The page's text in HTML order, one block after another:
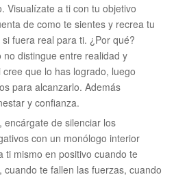
Visualízate a ti con tu objetivo
de como te sientes y recrea tu
fuera real para ti. ¿Por qué?
no distingue entre realidad y
que lo has logrado, luego
para alcanzarlo. Además
y confianza.
encárgate de silenciar los
con un monólogo interior
ti mismo en positivo cuando te
cuando te fallen las fuerzas, cuando